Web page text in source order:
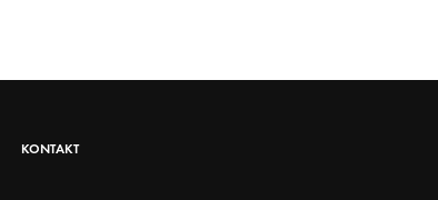
KONTAKT